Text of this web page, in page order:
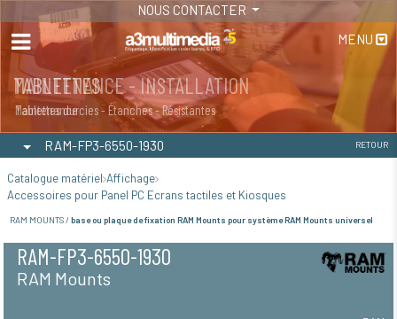
NOUS CONTACTER
MENU
MAINTENANCE - INSTALLATION
Maintenance
TABLETTES
Tablettes durcies - Étanches - Résistantes
RAM-FP3-6550-1930 RETOUR
Catalogue matériel Affichage
Accessoires pour Panel PC Ecrans tactiles et Kiosques
RAM MOUNTS / base ou plaque de fixation RAM Mounts pour système RAM Mounts universel
RAM-FP3-6550-1930
RAM Mounts